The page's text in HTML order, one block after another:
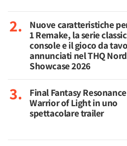
Nuove caratteristiche
1 Remake, la serie
console e il gioco da
annunciati nel THQ
Showcase 2026
Final Fantasy
Warrior of Light in uno
spettacolare trailer